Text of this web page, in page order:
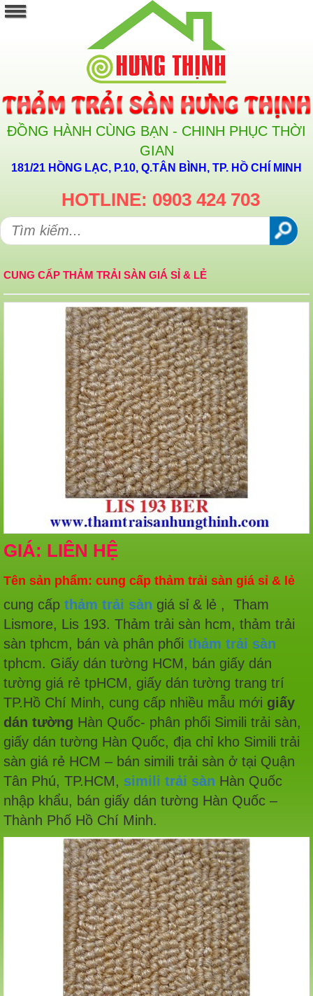
ĐỒNG HÀNH CÙNG BẠN - CHINH PHỤC THỜI
GIAN
181/21 HỒNG LẠC, P.10, Q.TÂN BÌNH, TP. HỒ CHÍ MINH
HOTLINE: 0903 424 703
CUNG CẤP THẢM TRẢI SÀN GIÁ SỈ & LẺ
GIÁ: LIÊN HỆ
Tên sản phẩm: cung cấp thảm trải sàn giá sỉ & lẻ
cung cấp thảm trải sàn giá sỉ & lẻ , Tham
Lismore, Lis 193. Thảm trải sàn hcm, thảm trải
sàn tphcm, bán và phân phối thảm trải sàn
tphcm. Giấy dán tường HCM, bán giấy dán
tường giá rẻ tpHCM, giấy dán tường trang trí
TP.Hồ Chí Minh, cung cấp nhiều mẫu mới giấy
dán tường Hàn Quốc- phân phối Simili trải sàn,
giấy dán tường Hàn Quốc, địa chỉ kho Simili trải
sàn giá rẻ HCM – bán simili trải sàn ở tại Quận
Tân Phú, TP.HCM, simili trải sàn Hàn Quốc
nhập khẩu, bán giấy dán tường Hàn Quốc –
Thành Phố Hồ Chí Minh.